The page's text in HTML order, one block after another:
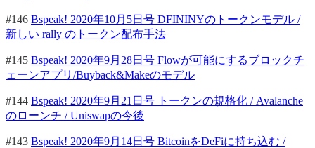
#146 Bspeak! 2020年10月5日号 DFININYのトークンモデル /
新しい rally のトークン配布手法
#145 Bspeak! 2020年9月28日号 Flowが可能にするブロックチ
ェーンアプリ/Buyback&Makeのモデル
#144 Bspeak! 2020年9月21日号 トークンの規格化 / Avalanche
のローンチ / Uniswapの今後
#143 Bspeak! 2020年9月14日号 BitcoinをDeFiに持ち込む /